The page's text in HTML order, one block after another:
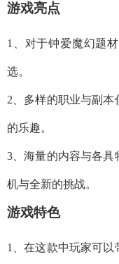
游戏亮点
1、对于钟爱魔幻题
选。
2、多样的职业与副
的乐趣。
3、海量的内容与各
机与全新的挑战。
游戏特色
1、在这款中玩家可